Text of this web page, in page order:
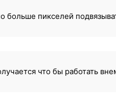
пикселей
что бы работать